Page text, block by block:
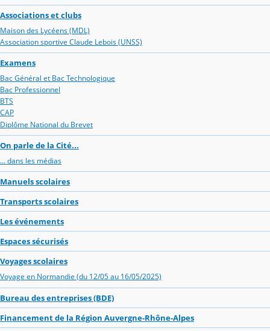
Associations et clubs
Maison des Lycéens (MDL)
Association sportive Claude Lebois (UNSS)
Examens
Bac Général et Bac Technologique
Bac Professionnel
BTS
CAP
Diplôme National du Brevet
On parle de la Cité...
... dans les médias
Manuels scolaires
Transports scolaires
Les événements
Espaces sécurisés
Voyages scolaires
Voyage en Normandie (du 12/05 au 16/05/2025)
Bureau des entreprises (BDE)
Financement de la Région Auvergne-Rhône-Alpes